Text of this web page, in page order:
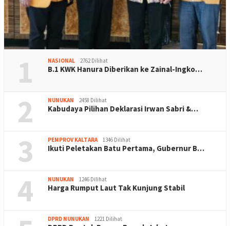
1 NASIONAL 2762 Dilihat
B.1 KWK Hanura Diberikan ke Zainal-Ingko…
2 NUNUKAN 2458 Dilihat
Kabudaya Pilihan Deklarasi Irwan Sabri &…
3 PEMPROV KALTARA 1346 Dilihat
Ikuti Peletakan Batu Pertama, Gubernur B…
4 NUNUKAN 1246 Dilihat
Harga Rumput Laut Tak Kunjung Stabil
DPRD NUNUKAN 1221 Dilihat